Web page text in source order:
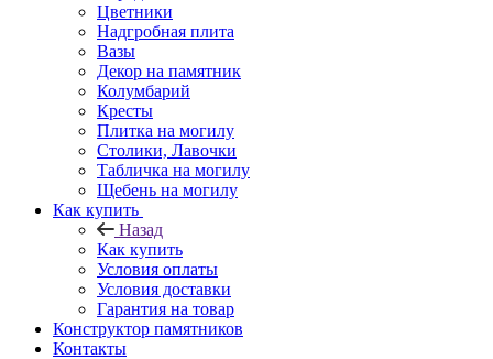
Цветники
Надгробная плита
Вазы
Декор на памятник
Колумбарий
Кресты
Плитка на могилу
Столики, Лавочки
Табличка на могилу
Щебень на могилу
Как купить
Назад
Как купить
Условия оплаты
Условия доставки
Гарантия на товар
Конструктор памятников
Контакты